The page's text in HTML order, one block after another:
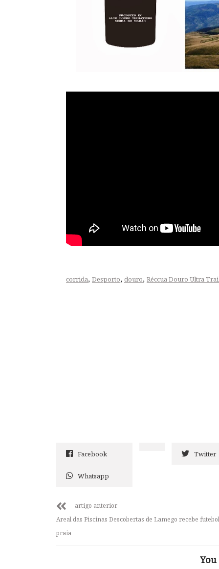
corrida, Desporto, douro, Réccua Douro Ultra
Facebook Twitter
Whatsapp
artigo anterior
Areal das Piscinas Descobertas de Lamego recebe
praia